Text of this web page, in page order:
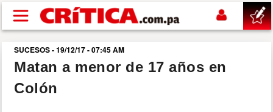
Pasar al contenido principal
buscar
SUCESOS
SUCESOS - 19/12/17 - 07:45 AM
Matan a menor de 17 años en
Colón